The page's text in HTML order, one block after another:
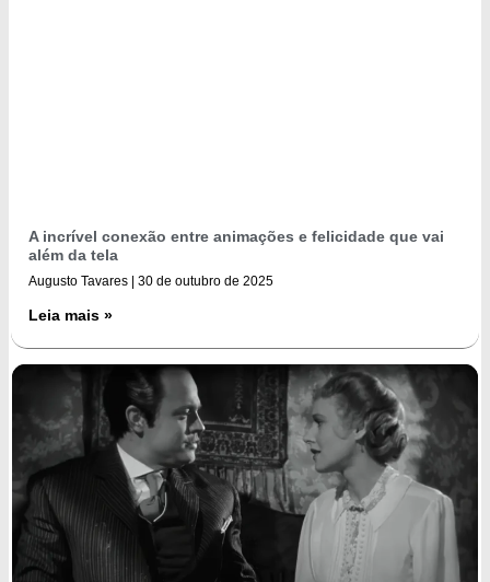
A incrível conexão entre animações e felicidade que vai
além da tela
Augusto Tavares 30 de outubro de 2025
Leia mais »